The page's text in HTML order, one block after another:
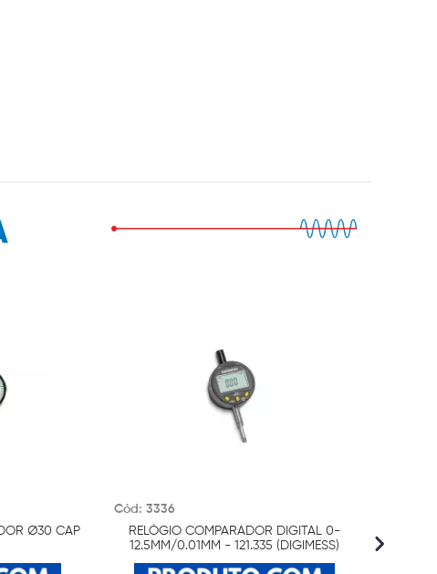
Ø30 CAP
Cód: 3336
RELÓGIO COMPARADOR DIGITAL 0-
12.5MM/0.01MM - 121.335 (DIGIMESS)